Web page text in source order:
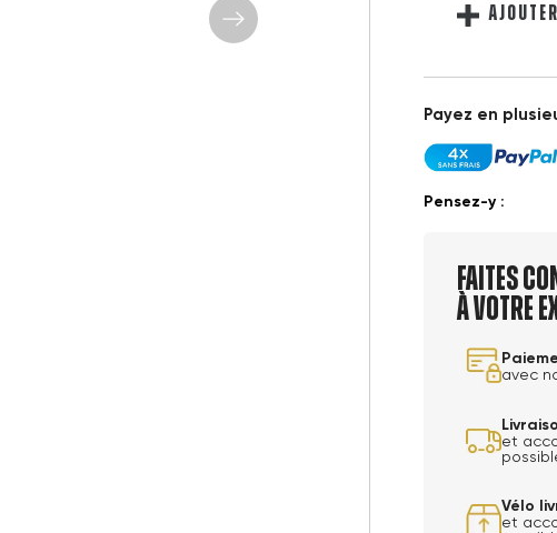
Payez en
Pensez-y :
Faites
à votre
avec
et
Vélo
et